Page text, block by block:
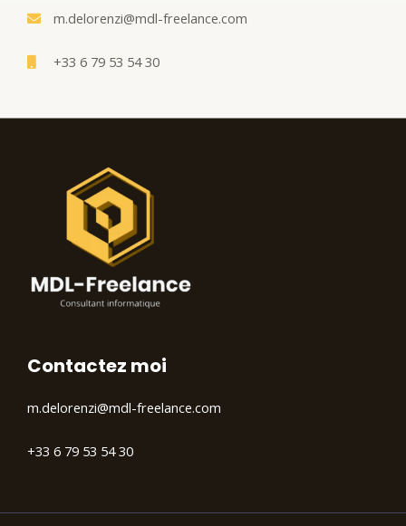
m.delorenzi@mdl-freelance.com
+33 6 79 53 54 30
Contactez moi
m.delorenzi@mdl-freelance.com
+33 6 79 53 54 30